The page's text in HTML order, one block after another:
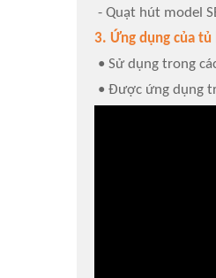
- Quạt hút model
3. Ứng dụng của tủ
• Sử dụng trong
• Được ứng dụng